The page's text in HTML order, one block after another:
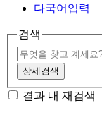
다국어입력
검색
상세검색
결과 내 재검색